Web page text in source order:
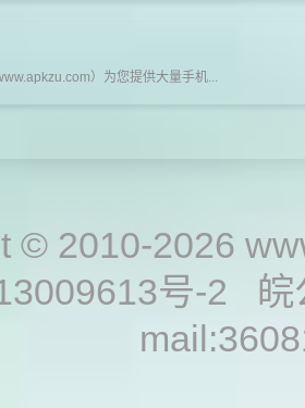
）为您提供大量手机...
© 2010-2026
号-2
皖